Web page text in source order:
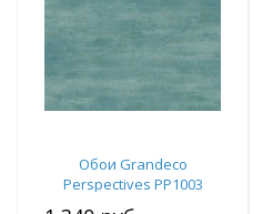
Обои Grandeco
Perspectives PP1003